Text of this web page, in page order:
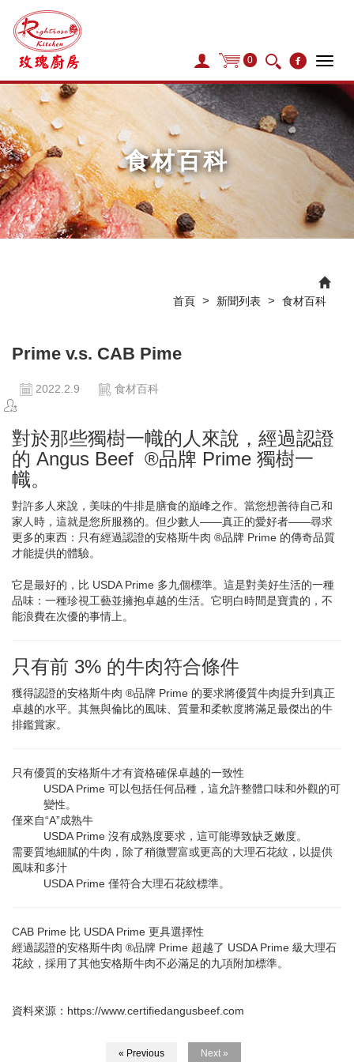
0
食材百科
首頁 > 新聞列表 > 食材百科
Prime v.s. CAB Pime
2022.2.9 食材百科
對於那些獨樹一幟的人來說，經過認證
的 Angus Beef ®品牌 Prime 獨樹一
幟。
對許多人來說，美味的牛排是膳食的巔峰之作。當您想善待自己和
家人時，這就是您所服務的。但少數人——真正的愛好者——尋求
更多的東西：只有經過認證的安格斯牛肉 ®品牌 Prime 的傳奇品質
才能提供的體驗。
它是最好的，比 USDA Prime 多九個標準。這是對美好生活的一種
品味：一種珍視工藝並擁抱卓越的生活。它明白時間是寶貴的，不
能浪費在次優的事情上。
只有前 3% 的牛肉符合條件
獲得認證的安格斯牛肉 ®品牌 Prime 的要求將優質牛肉提升到真正
卓越的水平。其無與倫比的風味、質量和柔軟度將滿足最傑出的牛
排鑑賞家。
只有優質的安格斯牛才有資格確保卓越的一致性
USDA Prime 可以包括任何品種，這允許整體口味和外觀的可
變性。
僅來自“A”成熟牛
USDA Prime 沒有成熟度要求，這可能導致缺乏嫩度。
需要質地細膩的牛肉，除了稍微豐富或更高的大理石花紋，以提供
風味和多汁
USDA Prime 僅符合大理石花紋標準。
CAB Prime 比 USDA Prime 更具選擇性
經過認證的安格斯牛肉 ®品牌 Prime 超越了 USDA Prime 級大理石
花紋，採用了其他安格斯牛肉不必滿足的九項附加標準。
資料來源：https://www.certifiedangusbeef.com
« Previous Next »